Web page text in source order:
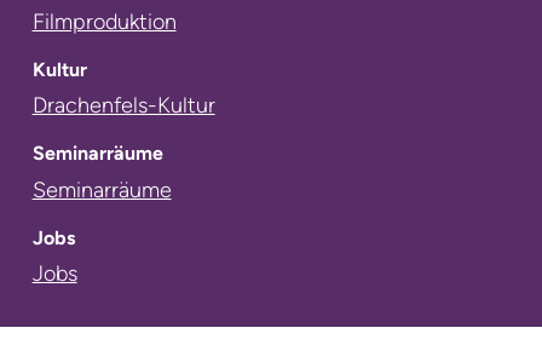
Filmproduktion
Kultur
Navigation
Drachenfels-Kultur
Seminarräume
Navigation
Seminarräume
Jobs
Navigation
Jobs